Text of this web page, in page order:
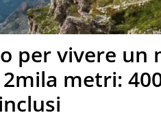
per vivere un
metri: